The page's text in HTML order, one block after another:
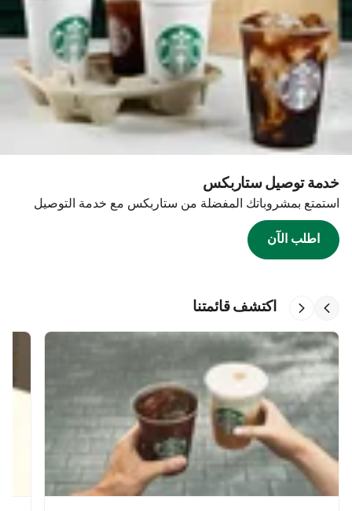
خدمة توصيل ستاربكس
استمتع بمشروباتك المفضلة من ستاربكس مع خدمة التوصيل
اطلب الآن
اكتشف قائمتنا